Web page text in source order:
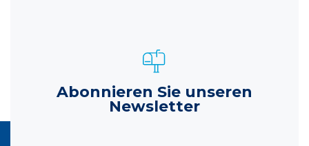
Abonnieren Sie unseren
Newsletter